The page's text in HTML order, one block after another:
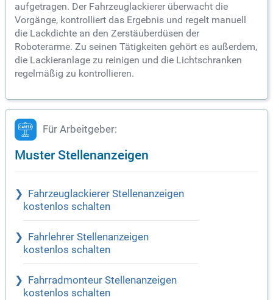
aufgetragen. Der Fahrzeuglackierer überwacht die
Vorgänge, kontrolliert das Ergebnis und regelt manuell
die Lackdichte an den Zerstäuberdüsen der
Roboterarme. Zu seinen Tätigkeiten gehört es außerdem,
die Lackieranlage zu reinigen und die Lichtschranken
regelmäßig zu kontrollieren.
Für Arbeitgeber:
Muster Stellenanzeigen
Fahrzeuglackierer Stellenanzeigen
kostenlos schalten
Fahrlehrer Stellenanzeigen
kostenlos schalten
Fahrradmonteur Stellenanzeigen
kostenlos schalten